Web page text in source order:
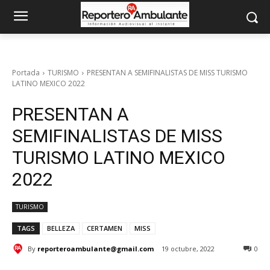
Portada TURISMO
PRESENTAN A SEMIFINALISTAS DE MISS TURISMO
LATINO MEXICO 2022
PRESENTAN A
SEMIFINALISTAS DE MISS
TURISMO LATINO MEXICO
2022
TURISMO
TAGS BELLEZA CERTAMEN MISS
By reporteroambulante@gmail.com 19 octubre, 2022 0